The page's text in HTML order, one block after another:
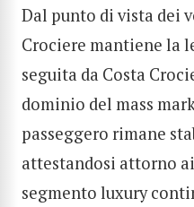
Dal punto di vista dei
Crociere mantiene la
seguita da Costa
dominio del mass
passeggero rimane
attestandosi attorno
segmento luxury